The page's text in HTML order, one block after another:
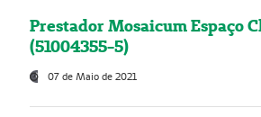
Prestador Mosaicum Espaço
(51004355-5)
07 de Maio de 2021